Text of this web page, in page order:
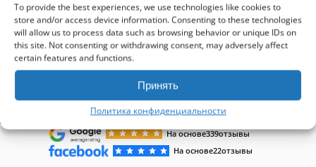
To provide the best experiences, we use technologies like cookies to
store and/or access device information. Consenting to these technologies
will allow us to process data such as browsing behavior or unique IDs on
this site. Not consenting or withdrawing consent, may adversely affect
certain features and functions.
Принять
Политика конфиденциальности
1-4 of 4
Отзывы клиентов
На основе339отзывы
На основе22отзывы